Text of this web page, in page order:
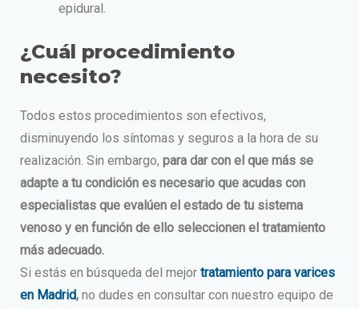
epidural.
¿Cuál procedimiento
necesito?
Todos estos procedimientos son efectivos,
disminuyendo los síntomas y seguros a la hora de su
realización. Sin embargo, para dar con el que más se
adapte a tu condición es necesario que acudas con
especialistas que evalúen el estado de tu sistema
venoso y en función de ello seleccionen el tratamiento
más adecuado.
Si estás en búsqueda del mejor tratamiento para varices
en Madrid,no dudes en consultar con nuestro equipo de